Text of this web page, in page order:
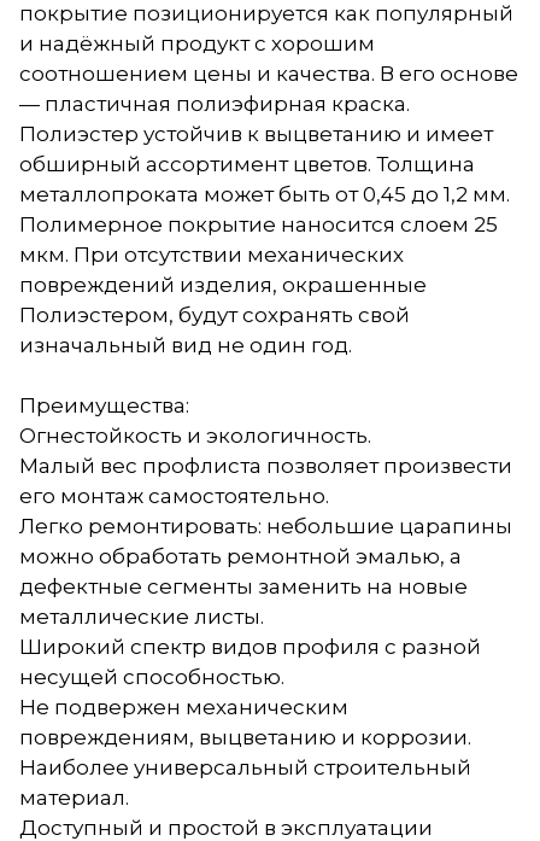
покрытие позиционируется как популярный
и надёжный продукт с хорошим
соотношением цены и качества. В его основе
— пластичная полиэфирная краска.
Полиэстер устойчив к выцветанию и имеет
обширный ассортимент цветов. Толщина
металлопроката может быть от 0,45 до 1,2 мм.
Полимерное покрытие наносится слоем 25
мкм. При отсутствии механических
повреждений изделия, окрашенные
Полиэстером, будут сохранять свой
изначальный вид не один год.
Преимущества:
Огнестойкость и экологичность.
Малый вес профлиста позволяет произвести
его монтаж самостоятельно.
Легко ремонтировать: небольшие царапины
можно обработать ремонтной эмалью, а
дефектные сегменты заменить на новые
металлические листы.
Широкий спектр видов профиля с разной
несущей способностью.
Не подвержен механическим
повреждениям, выцветанию и коррозии.
Наиболее универсальный строительный
материал.
Доступный и простой в эксплуатации